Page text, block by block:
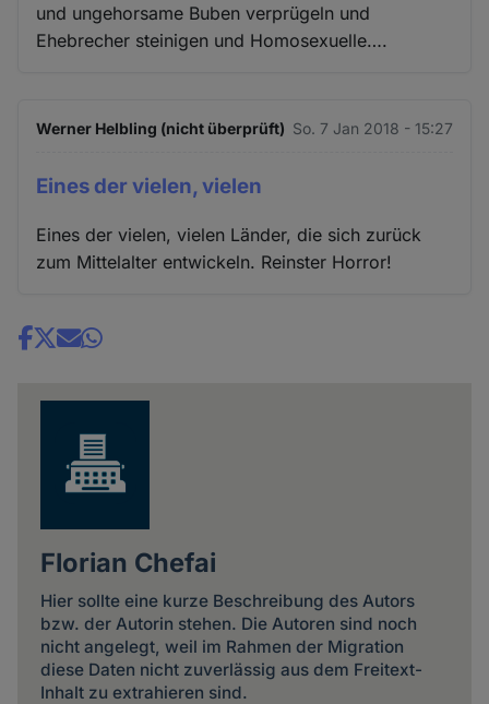
und ungehorsame Buben verprügeln und
Ehebrecher steinigen und Homosexuelle….
Werner Helbling (nicht überprüft) So. 7 Jan 2018 - 15:27
Eines der vielen, vielen
Eines der vielen, vielen Länder, die sich zurück
zum Mittelalter entwickeln. Reinster Horror!
Share
Florian Chefai
Hier sollte eine kurze Beschreibung des Autors
bzw. der Autorin stehen. Die Autoren sind noch
nicht angelegt, weil im Rahmen der Migration
diese Daten nicht zuverlässig aus dem Freitext-
Inhalt zu extrahieren sind.